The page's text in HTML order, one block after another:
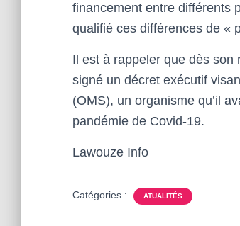
financement entre différents
qualifié ces différences de «
Il est à rappeler que dès son
signé un décret exécutif
(OMS), un organisme qu’il
pandémie de Covid-19.
Lawouze Info
Catégories : ATUALITÉS